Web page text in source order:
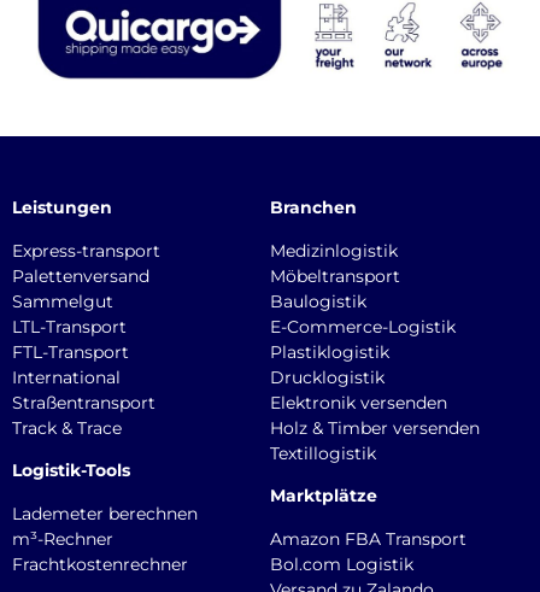
Leistungen
Express-transport
Palettenversand
Sammelgut
LTL-Transport
FTL-Transport
International
Straßentransport
Track & Trace
Logistik-Tools
Lademeter berechnen
m³-Rechner
Frachtkostenrechner
Branchen
Medizinlogistik
Möbeltransport
Baulogistik
E-Commerce-Logistik
Plastiklogistik
Drucklogistik
Elektronik versenden
Holz & Timber versenden
Textillogistik
Marktplätze
Amazon FBA Transport
Bol.com Logistik